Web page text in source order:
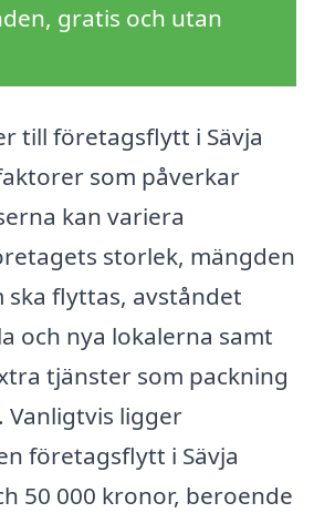
gratis och utan
till företagsflytt i Sävja
som påverkar
kan variera
storlek, mängden
flyttas, avståndet
och nya lokalerna samt
tjänster som packning
ligger
företagsflytt i Sävja
50 000 kronor, beroende